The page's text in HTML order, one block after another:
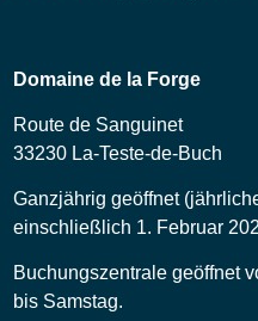
Domaine de la Forge
Route de Sanguinet
33230 La-Teste-de-Buch
Ganzjährig geöffnet
einschließlich 1. Februar
Buchungszentrale geöffnet
bis Samstag.